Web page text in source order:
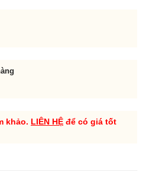
khảo. LIÊN HỆ để có giá tốt